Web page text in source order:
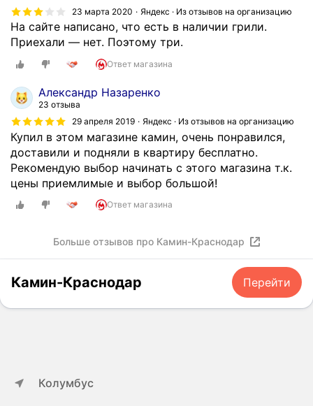
23 марта 2020
Яндекс · Из отзывов на организацию
На сайте написано, что есть в наличии грили.
Приехали — нет. Поэтому три.
Ответ магазина
Александр Назаренко
23 отзыва
29 апреля 2019
Яндекс · Из отзывов на организацию
Купил в этом магазине камин, очень понравился,
доставили и подняли в квартиру бесплатно.
Рекомендую выбор начинать с этого магазина т.к.
цены приемлимые и выбор большой!
Ответ магазина
Больше отзывов про Камин-Краснодар
Камин-Краснодар Перейти
Колумбус